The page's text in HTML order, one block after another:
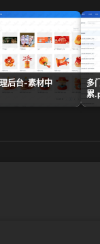
后台-素材中
多
累